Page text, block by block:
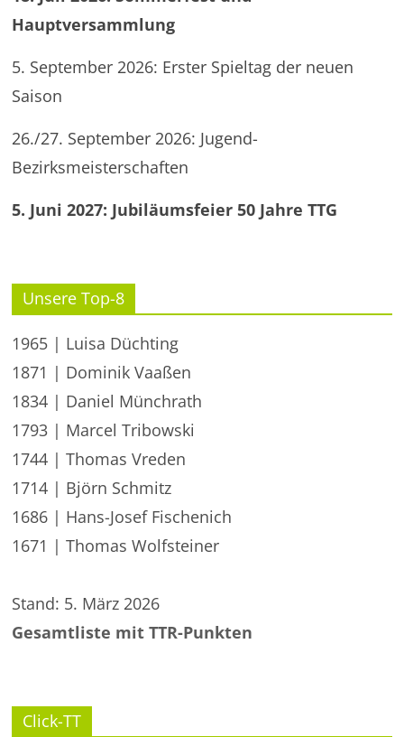
Hauptversammlung
5. September 2026: Erster Spieltag der neuen
Saison
26./27. September 2026: Jugend-
Bezirksmeisterschaften
5. Juni 2027: Jubiläumsfeier 50 Jahre TTG
Unsere Top-8
1965 | Luisa Düchting
1871 | Dominik Vaaßen
1834 | Daniel Münchrath
1793 | Marcel Tribowski
1744 | Thomas Vreden
1714 | Björn Schmitz
1686 | Hans-Josef Fischenich
1671 | Thomas Wolfsteiner
Stand: 5. März 2026
Gesamtliste mit TTR-Punkten
Click-TT